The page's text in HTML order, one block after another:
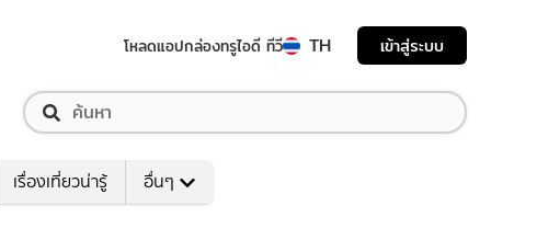
โหลดแอปกล่องทรูไอดี ทีวี TH เข้าสู่ระบบ
เรื่องเที่ยวน่ารู้ อื่นๆ